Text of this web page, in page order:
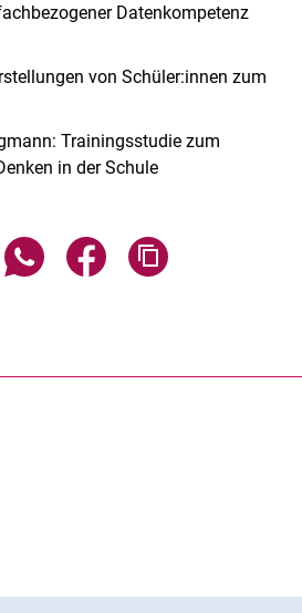
Datenkompetenz
von Schüler:innen zum
Trainingsstudie zum
in der Schule
page via email
Share page via WhatsApp
Share page via